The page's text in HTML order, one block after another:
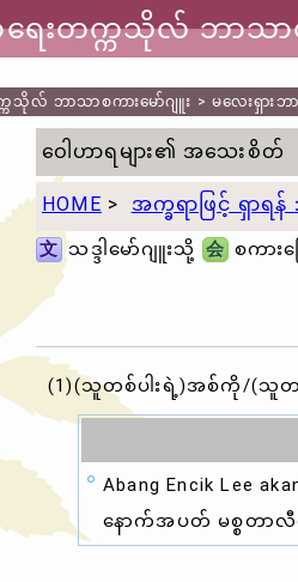
ရေးတက္ကသိုလ် ဘာသာ
ကသိုလ် ဘာသာစကားမော်ဂျူး >မလေးရှားဘ
ဝေါဟာရများ၏ အသေးစိတ်
HOME > အက္ခရာဖြင့် ရှာရန်：
文 သဒ္ဒါမော်ဂျူးသို့ 会စကားပ
(1)(သူတစ်ပါးရဲ့)အစ်ကို/(သူတ
Abang Encik Lee
နောက်အပတ် မစ္စတ